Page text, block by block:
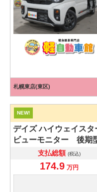
札幌東店(東区)
NEW!
デイズハイウェイス
ビューモニター 後期
支払総額 (税込)
174.9 万円